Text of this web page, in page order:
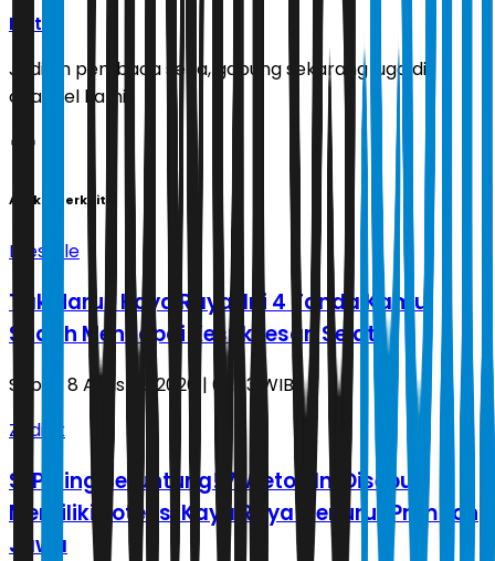
Ikuti
Jadilah pembaca setia, gabung sekarang juga di
channel kami!
Artikel Terkait
Lifestyle
Tak Harus Kaya Raya, Ini 4 Tanda Kamu
Sudah Mencapai Kesuksesan Sejati
Sabtu, 8 Agustus 2026 | 02.33 WIB
Zodiak
Si Paling Beruntung! 7 Weton Ini Disebut
Memiliki Potensi Kaya Raya Menurut Primbon
Jawa